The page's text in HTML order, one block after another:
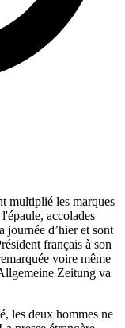
multiplié les marques
accolades
journée d’hier et sont
français à son
voire même
Zeitung va
les deux hommes ne